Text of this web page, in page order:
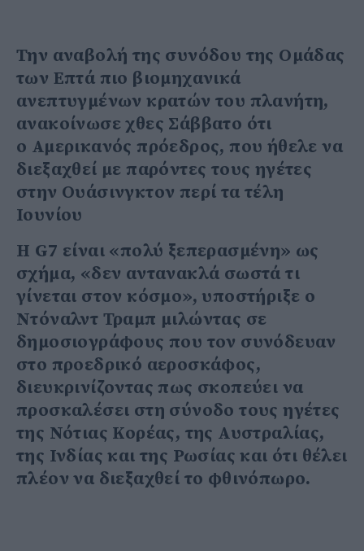
Την αναβολή της συνόδου της Ομάδας
των Επτά πιο βιομηχανικά
ανεπτυγμένων κρατών του πλανήτη,
ανακοίνωσε χθες Σάββατο ότι
ο Αμερικανός πρόεδρος, που ήθελε να
διεξαχθεί με παρόντες τους ηγέτες
στην Ουάσινγκτον περί τα τέλη
Ιουνίου
Η G7 είναι «πολύ ξεπερασμένη» ως
σχήμα, «δεν αντανακλά σωστά τι
γίνεται στον κόσμο», υποστήριξε ο
Ντόναλντ Τραμπ μιλώντας σε
δημοσιογράφους που τον συνόδευαν
στο προεδρικό αεροσκάφος,
διευκρινίζοντας πως σκοπεύει να
προσκαλέσει στη σύνοδο τους ηγέτες
της Νότιας Κορέας, της Αυστραλίας,
της Ινδίας και της Ρωσίας και ότι θέλει
πλέον να διεξαχθεί το φθινόπωρο.